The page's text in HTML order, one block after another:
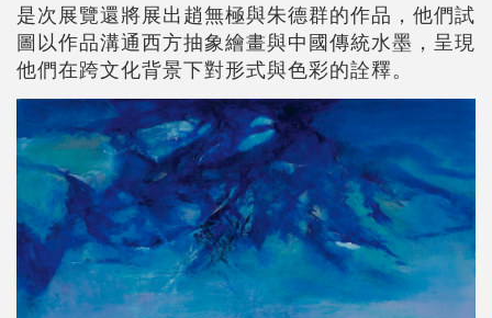
是次展覽還將展出趙無極與朱德群的作品，他們試
圖以作品溝通西方抽象繪畫與中國傳統水墨，呈現
他們在跨文化背景下對形式與色彩的詮釋。